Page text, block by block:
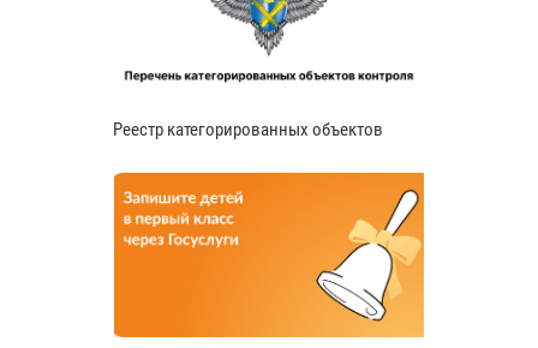
Реестр категорированных объектов